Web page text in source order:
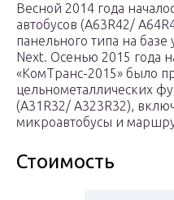
Весной 2014 года
автобусов (A63R42/
панельного типа на
Next. Осенью 2015 года
«КомТранс-2015» было
цельнометаллических
(A31R32/ A323R32),
микроавтобусы и
Стоимость